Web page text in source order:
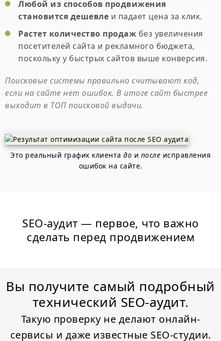
Любой из способов продвижения
становится дешевле и падает цена за клик.
Растет количество продаж без увеличения
посетителей сайта и рекламного бюджета,
поскольку у быстрых сайтов выше конверсия.
Поисковые системы правильно считывают код,
если на сайте нет ошибок. В итоге сайт быстрее
выходит в ТОП поисковой выдачи.
Это реальный график клиента до и после исправления
ошибок на сайте.
SEO-аудит — первое, что важно
сделать перед продвижением
Вы получите самый подробный
технический SEO-аудит.
Такую проверку не делают онлайн-
сервисы и даже известные SEO-студии.